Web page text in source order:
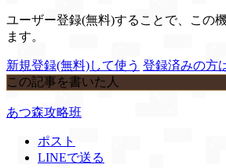
ユーザー登録(無料)することで、この
ます。
新規登録(無料)して使う 登録済みの方
この記事を書いた人
あつ森攻略班
ポスト
LINEで送る